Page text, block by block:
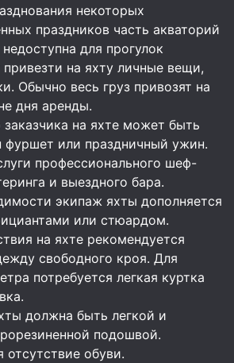
некоторых
праздников часть акваторий
для прогулок
привезти на яхту личные вещи,
Обычно весь груз привозят на
дня аренды.
на яхте может быть
фуршет или праздничный ужин.
профессионального шеф-
и выездного бара.
экипаж яхты дополняется
или стюардом.
на яхте рекомендуется
свободного кроя. Для
потребуется легкая куртка
должна быть легкой и
подошвой.
отсутствие обуви.